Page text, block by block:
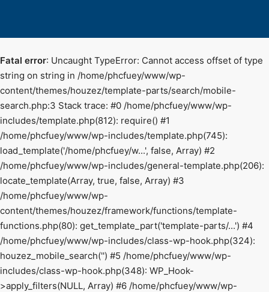
Fatal error: Uncaught TypeError: Cannot access offset of type
string on string in /home/phcfuey/www/wp-
content/themes/houzez/template-parts/search/mobile-
search.php:3 Stack trace: #0 /home/phcfuey/www/wp-
includes/template.php(812): require() #1
/home/phcfuey/www/wp-includes/template.php(745):
load_template('/home/phcfuey/w...', false, Array) #2
/home/phcfuey/www/wp-includes/general-template.php(206):
locate_template(Array, true, false, Array) #3
/home/phcfuey/www/wp-
content/themes/houzez/framework/functions/template-
functions.php(80): get_template_part('template-parts/...') #4
/home/phcfuey/www/wp-includes/class-wp-hook.php(324):
houzez_mobile_search('') #5 /home/phcfuey/www/wp-
includes/class-wp-hook.php(348): WP_Hook-
>apply_filters(NULL, Array) #6 /home/phcfuey/www/wp-